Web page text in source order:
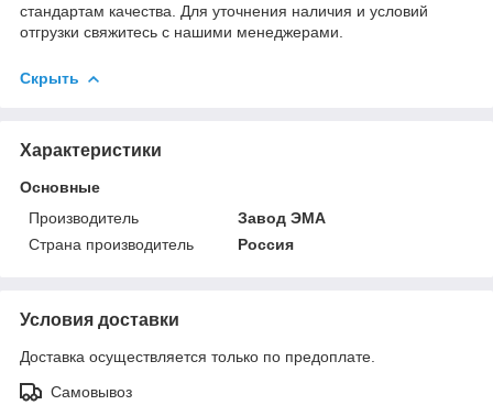
стандартам качества. Для уточнения наличия и условий
отгрузки свяжитесь с нашими менеджерами.
Скрыть
Характеристики
Основные
Производитель
Завод ЭМА
Страна производитель
Россия
Условия доставки
Доставка осуществляется только по предоплате.
Самовывоз